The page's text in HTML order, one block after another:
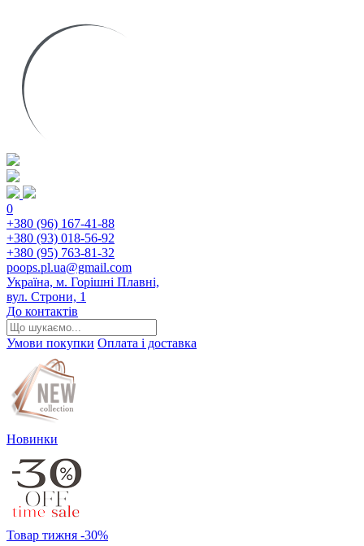
0
+380 (96) 167-41-88
+380 (93) 018-56-92
+380 (95) 763-81-32
poops.pl.ua@gmail.com
Україна, м. Горішні Плавні,
вул. Строни, 1
До контактів
Умови покупки Оплата і доставка
Новинки
Товар тижня -30%